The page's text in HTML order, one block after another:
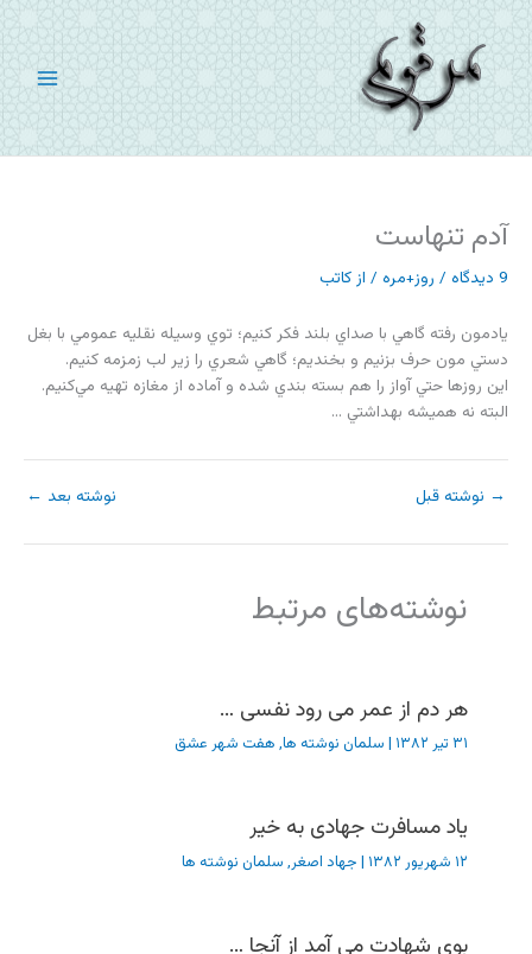
پرش
به
محتوا
آدم تنهاست
9 دیدگاه / روز+مره / از کاتب
يادمون رفته گاهي با صداي بلند فكر كنيم؛ توي وسيله نقليه عمومي با بغل
دستي مون حرف بزنيم و بخنديم؛ گاهي شعري را زير لب زمزمه كنيم.
اين روزها حتي آواز را هم بسته بندي شده و آماده از مغازه تهيه مي‌كنيم.
البته نه هميشه بهداشتي …
→ نوشته قبل نوشته بعد ←
نوشته‌های مرتبط
هر دم از عمر می رود نفسی …
۳۱ تیر ۱۳۸۲ | سلمان نوشته ها, هفت شهر عشق
یاد مسافرت جهادی به خیر
۱۲ شهریور ۱۳۸۲ | جهاد اصغر, سلمان نوشته ها
بوی شهادت می آمد از آنجا …